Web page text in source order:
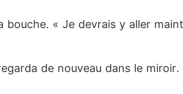
« Je devrais y aller
de nouveau dans le